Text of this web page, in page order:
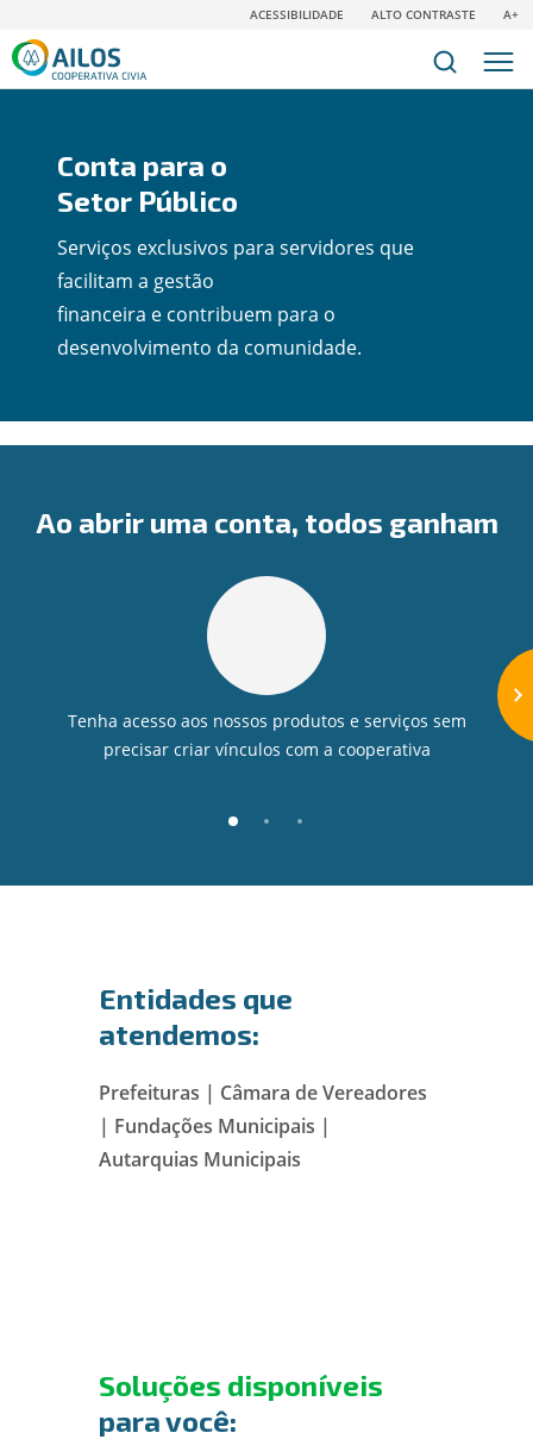
ACESSIBILIDADE ALTO CONTRASTE A+
Conta para o
Setor Público
Serviços exclusivos para servidores que
facilitam a gestão
financeira e contribuem para o
desenvolvimento da comunidade.
Ao abrir uma conta, todos ganham
Tenha acesso aos nossos produtos e serviços sem
precisar criar vínculos com a cooperativa
Entidades que
atendemos:
Prefeituras | Câmara de Vereadores
| Fundações Municipais |
Autarquias Municipais
Soluções disponíveis
para você: